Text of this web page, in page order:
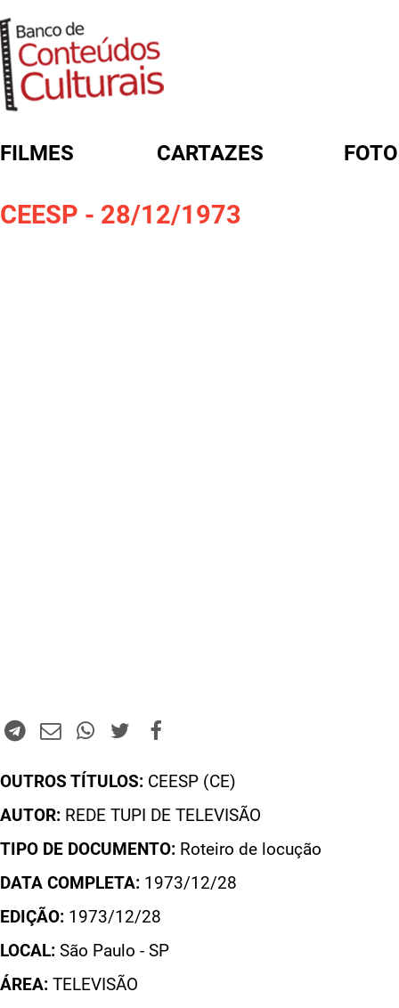
FILMES CARTAZES
CEESP - 28/12/1973
OUTROS TÍTULOS: CEESP (CE)
AUTOR: REDE TUPI DE TELEVISÃO
TIPO DE DOCUMENTO: Roteiro de locução
DATA COMPLETA: 1973/12/28
EDIÇÃO: 1973/12/28
LOCAL: São Paulo - SP
ÁREA: TELEVISÃO
FORMULÁRIO DE BUSCA